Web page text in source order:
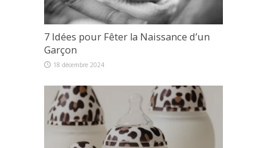
7 Idées pour Fêter la Naissance d’un
Garçon
18 décembre 2024